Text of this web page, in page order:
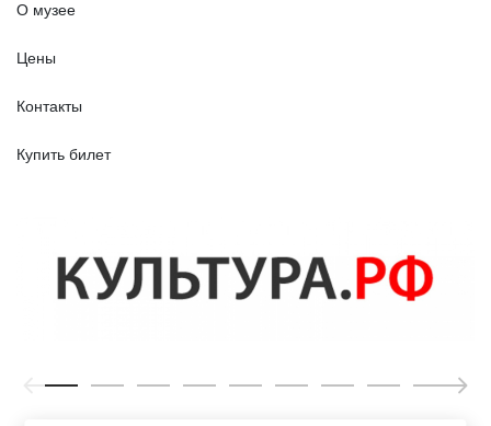
О музее
Цены
Контакты
Купить билет